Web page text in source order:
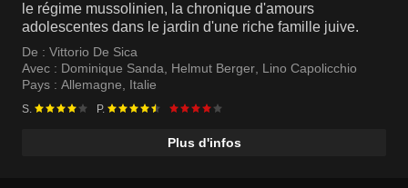
le régime mussolinien, la chronique d'amours
adolescentes dans le jardin d'une riche famille juive.
De : Vittorio De Sica
Avec : Dominique Sanda, Helmut Berger, Lino Capolicchio
Pays : Allemagne, Italie
S. P.
Plus d'infos